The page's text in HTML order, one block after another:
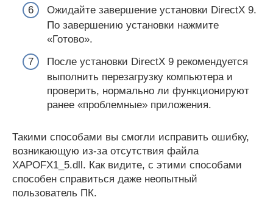
Ожидайте завершение установки DirectX 9.
По завершению установки нажмите
«Готово».
После установки DirectX 9 рекомендуется
выполнить перезагрузку компьютера и
проверить, нормально ли функционируют
ранее «проблемные» приложения.
Такими способами вы смогли исправить ошибку,
возникающую из-за отсутствия файла
XAPOFX1_5.dll. Как видите, с этими способами
способен справиться даже неопытный
пользователь ПК.